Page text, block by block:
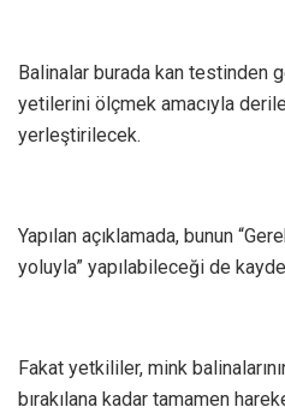
Balinalar burada kan testinden
yetilerini ölçmek amacıyla
yerleştirilecek.
Yapılan açıklamada, bunun
yoluyla” yapılabileceği de
Fakat yetkililer, mink
bırakılana kadar tamamen